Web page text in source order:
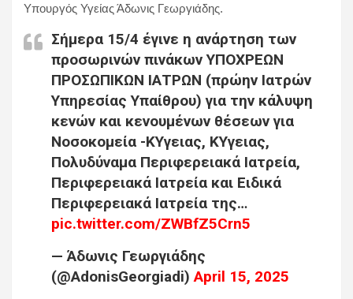
Υπουργός Υγείας Άδωνις Γεωργιάδης.
Σήμερα 15/4 έγινε η ανάρτηση των
προσωρινών πινάκων ΥΠΟΧΡΕΩΝ
ΠΡΟΣΩΠΙΚΩΝ ΙΑΤΡΩΝ (πρώην Ιατρών
Υπηρεσίας Υπαίθρου) για την κάλυψη
κενών και κενουμένων θέσεων για
Νοσοκομεία -ΚΥγειας, ΚΥγειας,
Πολυδύναμα Περιφερειακά Ιατρεία,
Περιφερειακά Ιατρεία και Ειδικά
Περιφερειακά Ιατρεία της…
pic.twitter.com/ZWBfZ5Crn5
— Άδωνις Γεωργιάδης
(@AdonisGeorgiadi) April 15, 2025